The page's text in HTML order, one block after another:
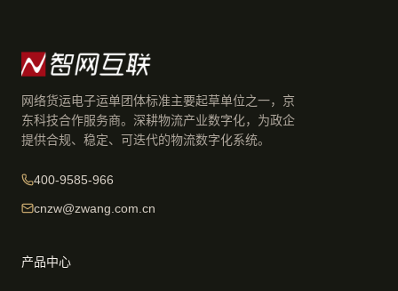
网络货运电子运单团体标准主要起草单位之一，京
东科技合作服务商。深耕物流产业数字化，为政企
提供合规、稳定、可迭代的物流数字化系统。
400-9585-966
cnzw@zwang.com.cn
产品中心